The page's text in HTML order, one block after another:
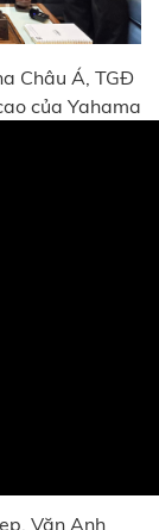
Châu Á, TGĐ
của Yahama
Văn Anh